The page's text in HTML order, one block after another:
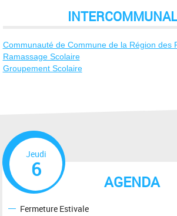
Communauté de Commune de la Région des
Ramassage Scolaire
Groupement Scolaire
AGENDA
Jeudi
6
Fermeture Estivale